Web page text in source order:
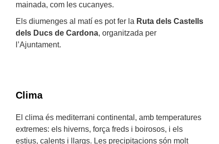
mainada, com les cucanyes.
Els diumenges al matí es pot fer la Ruta dels Castells
dels Ducs de Cardona, organitzada per
l’Ajuntament.
Clima
El clima és mediterrani continental, amb temperatures
extremes: els hiverns, força freds i boirosos, i els
estius, calents i llargs. Les precipitacions són molt